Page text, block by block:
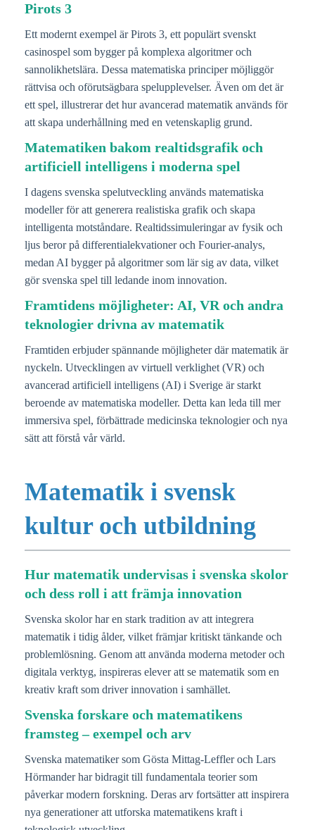
Pirots 3
Ett modernt exempel är Pirots 3, ett populärt svenskt
casinospel som bygger på komplexa algoritmer och
sannolikhetslära. Dessa matematiska principer möjliggör
rättvisa och oförutsägbara spelupplevelser. Även om det är
ett spel, illustrerar det hur avancerad matematik används för
att skapa underhållning med en vetenskaplig grund.
Matematiken bakom realtidsgrafik och
artificiell intelligens i moderna spel
I dagens svenska spelutveckling används matematiska
modeller för att generera realistiska grafik och skapa
intelligenta motståndare. Realtidssimuleringar av fysik och
ljus beror på differentialekvationer och Fourier-analys,
medan AI bygger på algoritmer som lär sig av data, vilket
gör svenska spel till ledande inom innovation.
Framtidens möjligheter: AI, VR och andra
teknologier drivna av matematik
Framtiden erbjuder spännande möjligheter där matematik är
nyckeln. Utvecklingen av virtuell verklighet (VR) och
avancerad artificiell intelligens (AI) i Sverige är starkt
beroende av matematiska modeller. Detta kan leda till mer
immersiva spel, förbättrade medicinska teknologier och nya
sätt att förstå vår värld.
Matematik i svensk
kultur och utbildning
Hur matematik undervisas i svenska skolor
och dess roll i att främja innovation
Svenska skolor har en stark tradition av att integrera
matematik i tidig ålder, vilket främjar kritiskt tänkande och
problemlösning. Genom att använda moderna metoder och
digitala verktyg, inspireras elever att se matematik som en
kreativ kraft som driver innovation i samhället.
Svenska forskare och matematikens
framsteg – exempel och arv
Svenska matematiker som Gösta Mittag-Leffler och Lars
Hörmander har bidragit till fundamentala teorier som
påverkar modern forskning. Deras arv fortsätter att inspirera
nya generationer att utforska matematikens kraft i